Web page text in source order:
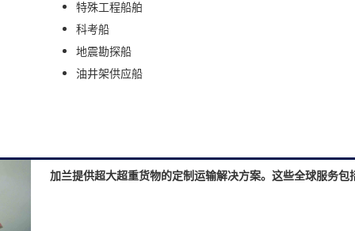
特殊工程船舶
科考船
地震勘探船
油井架供应船
加兰提供超大超重货物的定制运输解决方案。这些全球服务包